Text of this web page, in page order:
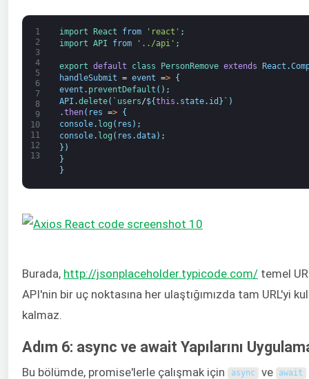
1
2
3
4
5
6
7
8
9
10
11
12
13
import React from 'react' ;
import API from '../api' ;
export default class PersonRemove extends React .
handleSubmit = event =>
{
event . preventDefault ( ) ;
API .delete( ` users/${this . state. id } ` )
.then( res =>
{
console. log ( res ) ;
console. log ( res .data) ;
} )
}
}
Burada, http://jsonplaceholder.typicode.com/ temel
API'nin bir uç noktasına her ulaştığımızda tam URL'yi
kalmaz.
Adım 6: async ve await Yapılarını
Bu bölümde, promise'lerle çalışmak için async ve await